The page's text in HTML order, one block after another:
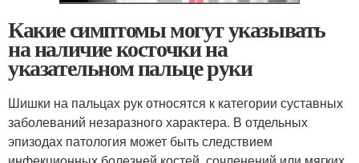
Какие симптомы могут указывать
на наличие косточки на
указательном пальце руки
Шишки на пальцах рук относятся к категории суставных
заболеваний незаразного характера. В отдельных
эпизодах патология может быть следствием